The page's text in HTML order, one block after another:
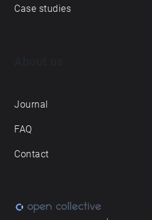
Case studies
Journal
FAQ
Contact